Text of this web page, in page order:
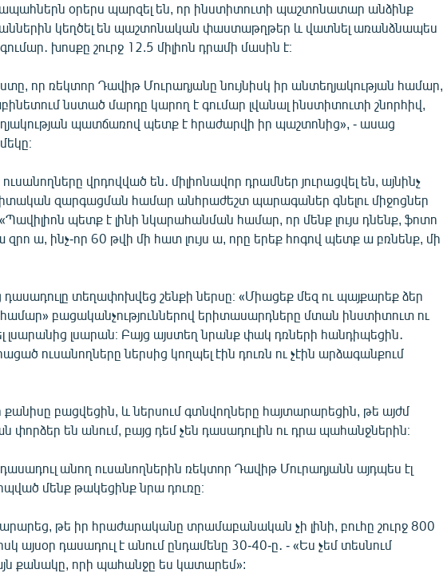
օրերս պարզել են, որ ինստիտուտի պաշտոնատար անձինք
կեղծել են պաշտոնական փաստաթղթեր և վատնել առանձնապես
խոսքը շուրջ 12.5 միլիոն դրամի մասին է։
որ ռեկտոր Դավիթ Մուրադյանը նույնիսկ իր անտեղյակության համար,
նստած մարդը կարող է գումար լվանալ ինստիտուտի շնորհիվ,
պատճառով պետք է հրաժարվի իր պաշտոնից», - ասաց
վրդովված են․ միլիոնավոր դրամներ յուրացվել են, այնինչ
զարգացման համար անհրաժեշտ պարագաներ գնելու միջոցներ
«Պավիլիոն պետք է լինի նկարահանման համար, որ մենք լույս դնենք, ֆոտո
զրո ա, ինչ-որ 60 թվի մի հատ լույս ա, որը երեք հոգով պետք ա բռնենք, մի
դասադուլը տեղափոխվեց շենքի ներսը։ «Միացեք մեզ ու պայքարեք ձեր
բացականչություններով երիտասարդները մտան ինստիտուտ ու
լսարանից լսարան։ Բայց այստեղ նրանք փակ դռների հանդիպեցին․
ուսանողները ներսից կողպել էին դուռն ու չէին արձագանքում
բացվեցին, և ներսում գտնվողները հայտարարեցին, թե այժմ
են անում, բայց դեմ չեն դասադուլին ու դրա պահանջներին։
անող ուսանողներին ռեկտոր Դավիթ Մուրադյանն այդպես էլ
մենք թակեցինք նրա դուռը։
թե իր հրաժարականը տրամաբանական չի լինի, բուհը շուրջ 800
այսօր դասադուլ է անում ընդամենը 30-40-ը․ - «Ես չեմ տեսնում
քանակը, որի պահանջը ես կատարեմ»: